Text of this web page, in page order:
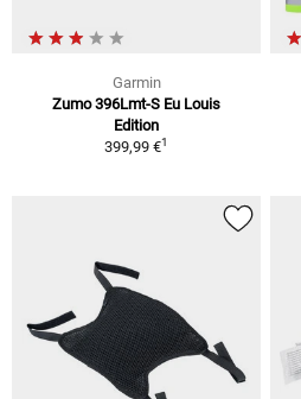
Garmin
Zumo 396Lmt-S Eu Louis
Edition
399,99 €1